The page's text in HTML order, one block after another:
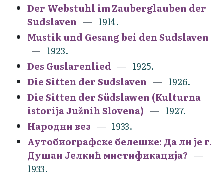
Der Webstuhl im Zauberglauben der
Sudslaven
1914.
Mustik und Gesang bei den Sudslaven
1923.
Des Guslarenlied
1925.
Die Sitten der Sudslaven
1926.
Die Sitten der Südslawen (Kulturna
istorija Južnih Slovena)
1927.
Народни вез
1933.
Аутобиографске белешке: Да ли је г.
Душан Јелкић мистификација?
1933.